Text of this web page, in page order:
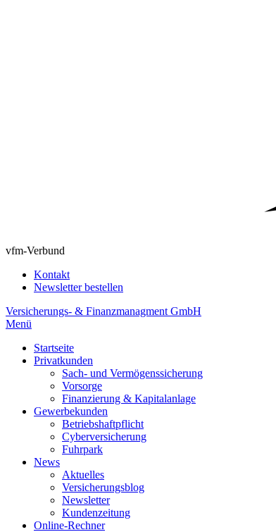
vfm-Verbund
Kontakt
Newsletter bestellen
Versicherungs- & Finanzmanagment GmbH
Menü
Startseite
Privatkunden
Sach- und Vermögenssicherung
Vorsorge
Finanzierung & Kapitalanlage
Gewerbekunden
Betriebshaftpflicht
Cyberversicherung
Fuhrpark
News
Aktuelles
Versicherungsblog
Newsletter
Kundenzeitung
Online-Rechner